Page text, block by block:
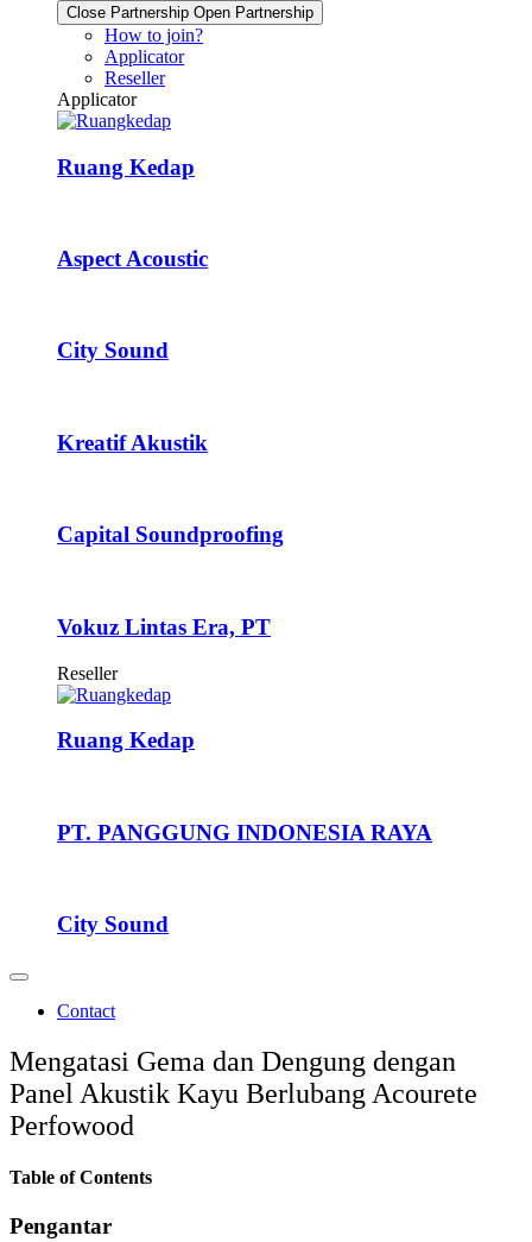
Close Partnership Open Partnership
How to join?
Applicator
Reseller
Applicator
Ruang Kedap
Aspect Acoustic
City Sound
Kreatif Akustik
Capital Soundproofing
Vokuz Lintas Era, PT
Reseller
Ruang Kedap
PT. PANGGUNG INDONESIA RAYA
City Sound
Contact
Mengatasi Gema dan Dengung dengan
Panel Akustik Kayu Berlubang Acourete
Perfowood
Table of Contents
Pengantar